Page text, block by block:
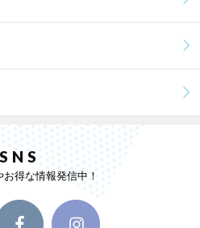
SNS
得な情報発信中！